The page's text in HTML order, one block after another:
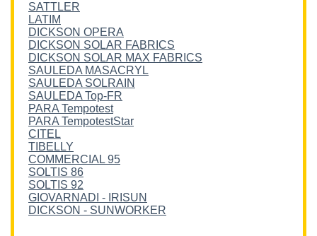
SATTLER
LATIM
DICKSON OPERA
DICKSON SOLAR FABRICS
DICKSON SOLAR MAX FABRICS
SAULEDA MASACRYL
SAULEDA SOLRAIN
SAULEDA Top-FR
PARA Tempotest
PARA TempotestStar
CITEL
TIBELLY
COMMERCIAL 95
SOLTIS 86
SOLTIS 92
GIOVARNADI - IRISUN
DICKSON - SUNWORKER